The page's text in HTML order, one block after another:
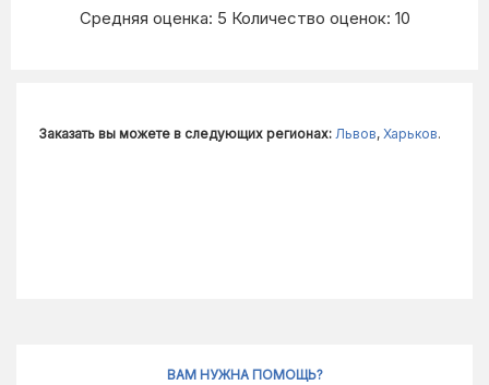
Средняя оценка: 5 Количество оценок: 10
Заказать вы можете в следующих регионах: Львов, Харьков.
ВАМ НУЖНА ПОМОЩЬ?